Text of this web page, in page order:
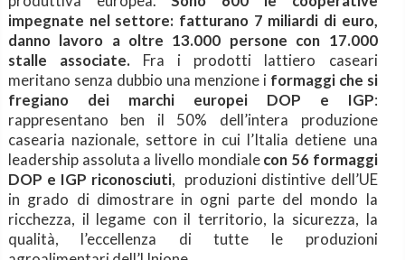
impegnate nel settore: fatturano 7 miliardi di euro,
danno lavoro a oltre 13.000 persone con 17.000
stalle associate. Fra i prodotti lattiero caseari
meritano senza dubbio una menzione i formaggi che si
fregiano dei marchi europei DOP e IGP:
rappresentano ben il 50% dell’intera produzione
casearia nazionale, settore in cui l’Italia detiene una
leadership assoluta a livello mondialecon 56 formaggi
DOP e IGP riconosciuti, produzioni distintive dell’UE
in grado di dimostrare in ogni parte del mondo la
ricchezza, il legame con il territorio, la sicurezza, la
qualità, l’eccellenza di tutte le produzioni